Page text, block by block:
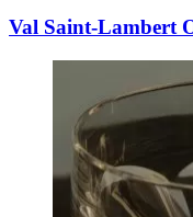
Val Saint-Lambert